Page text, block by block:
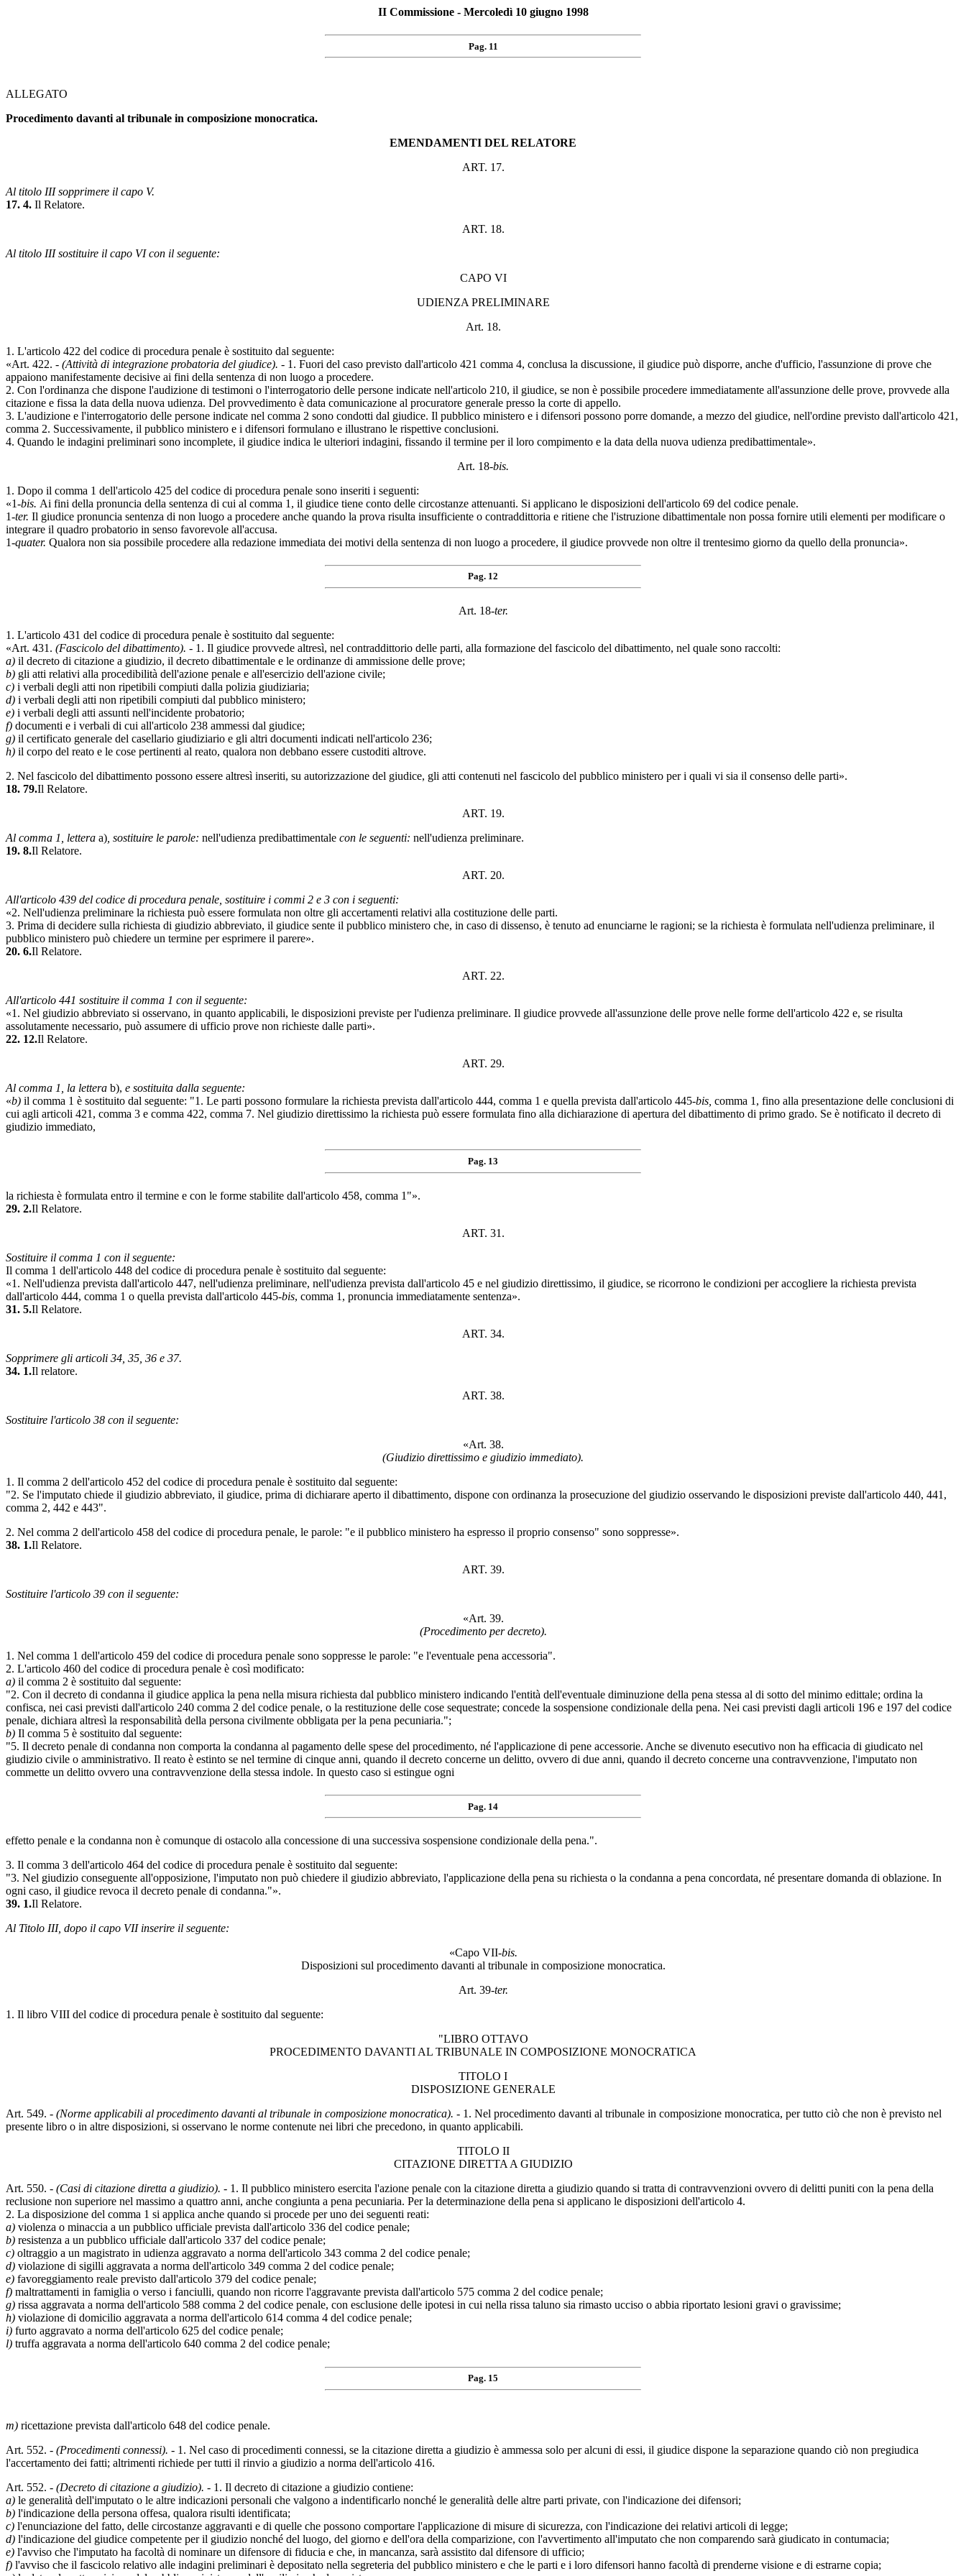
II Commissione - Mercoledì 10 giugno 1998
Pag. 11
ALLEGATO
Procedimento davanti al tribunale in composizione monocratica.
EMENDAMENTI DEL RELATORE
ART. 17.
Al titolo III sopprimere il capo V.
17. 4. Il Relatore.
ART. 18.
Al titolo III sostituire il capo VI con il seguente:
CAPO VI
UDIENZA PRELIMINARE
Art. 18.
1. L'articolo 422 del codice di procedura penale è sostituito dal seguente:
«Art. 422. - (Attività di integrazione probatoria del giudice). - 1. Fuori del caso previsto dall'articolo 421 comma 4, conclusa la discussione, il giudice può disporre, anche d'ufficio, l'assunzione di prove che
appaiono manifestamente decisive ai fini della sentenza di non luogo a procedere.
2. Con l'ordinanza che dispone l'audizione di testimoni o l'interrogatorio delle persone indicate nell'articolo 210, il giudice, se non è possibile procedere immediatamente all'assunzione delle prove, provvede alla
citazione e fissa la data della nuova udienza. Del provvedimento è data comunicazione al procuratore generale presso la corte di appello.
3. L'audizione e l'interrogatorio delle persone indicate nel comma 2 sono condotti dal giudice. Il pubblico ministero e i difensori possono porre domande, a mezzo del giudice, nell'ordine previsto dall'articolo 421,
comma 2. Successivamente, il pubblico ministero e i difensori formulano e illustrano le rispettive conclusioni.
4. Quando le indagini preliminari sono incomplete, il giudice indica le ulteriori indagini, fissando il termine per il loro compimento e la data della nuova udienza predibattimentale».
Art. 18-bis.
1. Dopo il comma 1 dell'articolo 425 del codice di procedura penale sono inseriti i seguenti:
«1-bis. Ai fini della pronuncia della sentenza di cui al comma 1, il giudice tiene conto delle circostanze attenuanti. Si applicano le disposizioni dell'articolo 69 del codice penale.
1-ter. Il giudice pronuncia sentenza di non luogo a procedere anche quando la prova risulta insufficiente o contraddittoria e ritiene che l'istruzione dibattimentale non possa fornire utili elementi per modificare o
integrare il quadro probatorio in senso favorevole all'accusa.
1-quater. Qualora non sia possibile procedere alla redazione immediata dei motivi della sentenza di non luogo a procedere, il giudice provvede non oltre il trentesimo giorno da quello della pronuncia».
Pag. 12
Art. 18-ter.
1. L'articolo 431 del codice di procedura penale è sostituito dal seguente:
«Art. 431. (Fascicolo del dibattimento). - 1. Il giudice provvede altresì, nel contraddittorio delle parti, alla formazione del fascicolo del dibattimento, nel quale sono raccolti:
a) il decreto di citazione a giudizio, il decreto dibattimentale e le ordinanze di ammissione delle prove;
b) gli atti relativi alla procedibilità dell'azione penale e all'esercizio dell'azione civile;
c) i verbali degli atti non ripetibili compiuti dalla polizia giudiziaria;
d) i verbali degli atti non ripetibili compiuti dal pubblico ministero;
e) i verbali degli atti assunti nell'incidente probatorio;
f) documenti e i verbali di cui all'articolo 238 ammessi dal giudice;
g) il certificato generale del casellario giudiziario e gli altri documenti indicati nell'articolo 236;
h) il corpo del reato e le cose pertinenti al reato, qualora non debbano essere custoditi altrove.
2. Nel fascicolo del dibattimento possono essere altresì inseriti, su autorizzazione del giudice, gli atti contenuti nel fascicolo del pubblico ministero per i quali vi sia il consenso delle parti».
18. 79.Il Relatore.
ART. 19.
Al comma 1, lettera a) , sostituire le parole: nell'udienza predibattimentale con le seguenti: nell'udienza preliminare.
19. 8.Il Relatore.
ART. 20.
All'articolo 439 del codice di procedura penale, sostituire i commi 2 e 3 con i seguenti:
«2. Nell'udienza preliminare la richiesta può essere formulata non oltre gli accertamenti relativi alla costituzione delle parti.
3. Prima di decidere sulla richiesta di giudizio abbreviato, il giudice sente il pubblico ministero che, in caso di dissenso, è tenuto ad enunciarne le ragioni; se la richiesta è formulata nell'udienza preliminare, il
pubblico ministero può chiedere un termine per esprimere il parere».
20. 6.Il Relatore.
ART. 22.
All'articolo 441 sostituire il comma 1 con il seguente:
«1. Nel giudizio abbreviato si osservano, in quanto applicabili, le disposizioni previste per l'udienza preliminare. Il giudice provvede all'assunzione delle prove nelle forme dell'articolo 422 e, se risulta
assolutamente necessario, può assumere di ufficio prove non richieste dalle parti».
22. 12.Il Relatore.
ART. 29.
Al comma 1, la lettera b), e sostituita dalla seguente:
«b) il comma 1 è sostituito dal seguente: "1. Le parti possono formulare la richiesta prevista dall'articolo 444, comma 1 e quella prevista dall'articolo 445-bis, comma 1, fino alla presentazione delle conclusioni di
cui agli articoli 421, comma 3 e comma 422, comma 7. Nel giudizio direttissimo la richiesta può essere formulata fino alla dichiarazione di apertura del dibattimento di primo grado. Se è notificato il decreto di
giudizio immediato,
Pag. 13
la richiesta è formulata entro il termine e con le forme stabilite dall'articolo 458, comma 1"».
29. 2.Il Relatore.
ART. 31.
Sostituire il comma 1 con il seguente:
Il comma 1 dell'articolo 448 del codice di procedura penale è sostituito dal seguente:
«1. Nell'udienza prevista dall'articolo 447, nell'udienza preliminare, nell'udienza prevista dall'articolo 45 e nel giudizio direttissimo, il giudice, se ricorrono le condizioni per accogliere la richiesta prevista
dall'articolo 444, comma 1 o quella prevista dall'articolo 445-bis, comma 1, pronuncia immediatamente sentenza».
31. 5.Il Relatore.
ART. 34.
Sopprimere gli articoli 34, 35, 36 e 37.
34. 1.Il relatore.
ART. 38.
Sostituire l'articolo 38 con il seguente:
«Art. 38.
(Giudizio direttissimo e giudizio immediato).
1. Il comma 2 dell'articolo 452 del codice di procedura penale è sostituito dal seguente:
"2. Se l'imputato chiede il giudizio abbreviato, il giudice, prima di dichiarare aperto il dibattimento, dispone con ordinanza la prosecuzione del giudizio osservando le disposizioni previste dall'articolo 440, 441,
comma 2, 442 e 443".
2. Nel comma 2 dell'articolo 458 del codice di procedura penale, le parole: "e il pubblico ministero ha espresso il proprio consenso" sono soppresse».
38. 1.Il Relatore.
ART. 39.
Sostituire l'articolo 39 con il seguente:
«Art. 39.
(Procedimento per decreto).
1. Nel comma 1 dell'articolo 459 del codice di procedura penale sono soppresse le parole: "e l'eventuale pena accessoria".
2. L'articolo 460 del codice di procedura penale è così modificato:
a) il comma 2 è sostituito dal seguente:
"2. Con il decreto di condanna il giudice applica la pena nella misura richiesta dal pubblico ministero indicando l'entità dell'eventuale diminuzione della pena stessa al di sotto del minimo edittale; ordina la
confisca, nei casi previsti dall'articolo 240 comma 2 del codice penale, o la restituzione delle cose sequestrate; concede la sospensione condizionale della pena. Nei casi previsti dagli articoli 196 e 197 del codice
penale, dichiara altresì la responsabilità della persona civilmente obbligata per la pena pecuniaria.";
b) Il comma 5 è sostituito dal seguente:
"5. Il decreto penale di condanna non comporta la condanna al pagamento delle spese del procedimento, né l'applicazione di pene accessorie. Anche se divenuto esecutivo non ha efficacia di giudicato nel
giudizio civile o amministrativo. Il reato è estinto se nel termine di cinque anni, quando il decreto concerne un delitto, ovvero di due anni, quando il decreto concerne una contravvenzione, l'imputato non
commette un delitto ovvero una contravvenzione della stessa indole. In questo caso si estingue ogni
Pag. 14
effetto penale e la condanna non è comunque di ostacolo alla concessione di una successiva sospensione condizionale della pena.".
3. Il comma 3 dell'articolo 464 del codice di procedura penale è sostituito dal seguente:
"3. Nel giudizio conseguente all'opposizione, l'imputato non può chiedere il giudizio abbreviato, l'applicazione della pena su richiesta o la condanna a pena concordata, né presentare domanda di oblazione. In
ogni caso, il giudice revoca il decreto penale di condanna."».
39. 1.Il Relatore.
Al Titolo III, dopo il capo VII inserire il seguente:
«Capo VII-bis.
Disposizioni sul procedimento davanti al tribunale in composizione monocratica.
Art. 39-ter.
1. Il libro VIII del codice di procedura penale è sostituito dal seguente:
"LIBRO OTTAVO
PROCEDIMENTO DAVANTI AL TRIBUNALE IN COMPOSIZIONE MONOCRATICA
TITOLO I
DISPOSIZIONE GENERALE
Art. 549. - (Norme applicabili al procedimento davanti al tribunale in composizione monocratica). - 1. Nel procedimento davanti al tribunale in composizione monocratica, per tutto ciò che non è previsto nel
presente libro o in altre disposizioni, si osservano le norme contenute nei libri che precedono, in quanto applicabili.
TITOLO II
CITAZIONE DIRETTA A GIUDIZIO
Art. 550. - (Casi di citazione diretta a giudizio). - 1. Il pubblico ministero esercita l'azione penale con la citazione diretta a giudizio quando si tratta di contravvenzioni ovvero di delitti puniti con la pena della
reclusione non superiore nel massimo a quattro anni, anche congiunta a pena pecuniaria. Per la determinazione della pena si applicano le disposizioni dell'articolo 4.
2. La disposizione del comma 1 si applica anche quando si procede per uno dei seguenti reati:
a) violenza o minaccia a un pubblico ufficiale prevista dall'articolo 336 del codice penale;
b) resistenza a un pubblico ufficiale dall'articolo 337 del codice penale;
c) oltraggio a un magistrato in udienza aggravato a norma dell'articolo 343 comma 2 del codice penale;
d) violazione di sigilli aggravata a norma dell'articolo 349 comma 2 del codice penale;
e) favoreggiamento reale previsto dall'articolo 379 del codice penale;
f) maltrattamenti in famiglia o verso i fanciulli, quando non ricorre l'aggravante prevista dall'articolo 575 comma 2 del codice penale;
g) rissa aggravata a norma dell'articolo 588 comma 2 del codice penale, con esclusione delle ipotesi in cui nella rissa taluno sia rimasto ucciso o abbia riportato lesioni gravi o gravissime;
h) violazione di domicilio aggravata a norma dell'articolo 614 comma 4 del codice penale;
i) furto aggravato a norma dell'articolo 625 del codice penale;
l) truffa aggravata a norma dell'articolo 640 comma 2 del codice penale;
Pag. 15
m) ricettazione prevista dall'articolo 648 del codice penale.
Art. 552. - (Procedimenti connessi). - 1. Nel caso di procedimenti connessi, se la citazione diretta a giudizio è ammessa solo per alcuni di essi, il giudice dispone la separazione quando ciò non pregiudica
l'accertamento dei fatti; altrimenti richiede per tutti il rinvio a giudizio a norma dell'articolo 416.
Art. 552. - (Decreto di citazione a giudizio). - 1. Il decreto di citazione a giudizio contiene:
a) le generalità dell'imputato o le altre indicazioni personali che valgono a indentificarlo nonché le generalità delle altre parti private, con l'indicazione dei difensori;
b) l'indicazione della persona offesa, qualora risulti identificata;
c) l'enunciazione del fatto, delle circostanze aggravanti e di quelle che possono comportare l'applicazione di misure di sicurezza, con l'indicazione dei relativi articoli di legge;
d) l'indicazione del giudice competente per il giudizio nonché del luogo, del giorno e dell'ora della comparizione, con l'avvertimento all'imputato che non comparendo sarà giudicato in contumacia;
e) l'avviso che l'imputato ha facoltà di nominare un difensore di fiducia e che, in mancanza, sarà assistito dal difensore di ufficio;
f) l'avviso che il fascicolo relativo alle indagini preliminari è depositato nella segreteria del pubblico ministero e che le parti e i loro difensori hanno facoltà di prenderne visione e di estrarne copia;